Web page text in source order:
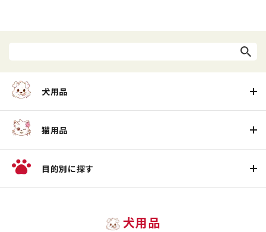
犬用品
猫用品
目的別に探す
犬用品